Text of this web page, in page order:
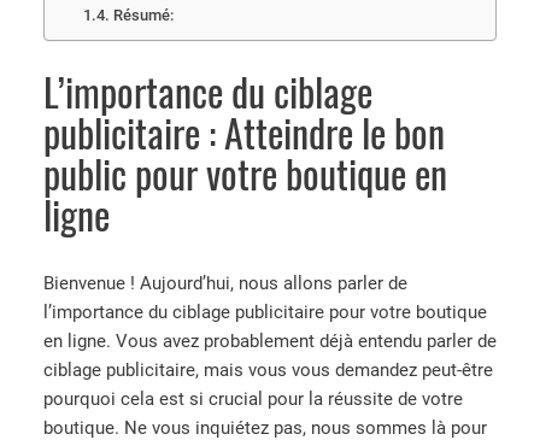
Résumé:
L’importance du ciblage
publicitaire : Atteindre le bon
public pour votre boutique en
ligne
Bienvenue ! Aujourd’hui, nous allons parler de
l’importance du ciblage publicitaire pour votre boutique
en ligne. Vous avez probablement déjà entendu parler de
ciblage publicitaire, mais vous vous demandez peut-être
pourquoi cela est si crucial pour la réussite de votre
boutique. Ne vous inquiétez pas, nous sommes là pour